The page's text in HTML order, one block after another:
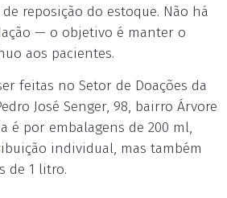
reposição do estoque. Não há
— o objetivo é manter o
aos pacientes.
feitas no Setor de Doações da
José Senger, 98, bairro Árvore
é por embalagens de 200 ml,
individual, mas também
de 1 litro.